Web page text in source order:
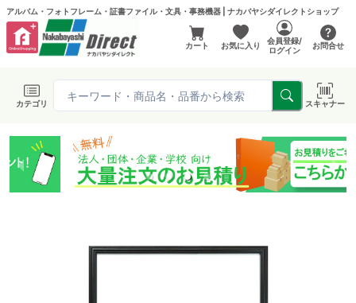
アルバム・フォトフレーム・証書ファイル・文具・事務機器 | ナカバヤシダイレクトショップ
カート お気に入り
会員登録/
ログイン
お問合せ
カテゴリ スキャナー